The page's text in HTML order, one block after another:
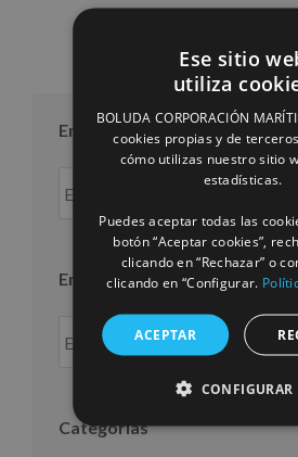
Entradas por mes
por
Entradas por año
Categorías
Ese sitio
utiliza
BOLUDA CORPORACIÓN
cookies propias y de
cómo utilizas nuestro sitio
estadísticas.
Puedes aceptar todas las
botón “Aceptar cookies”,
clicando en “Rechazar” o
clicando en “Configurar.
ACEPTAR
CONFIGURAR